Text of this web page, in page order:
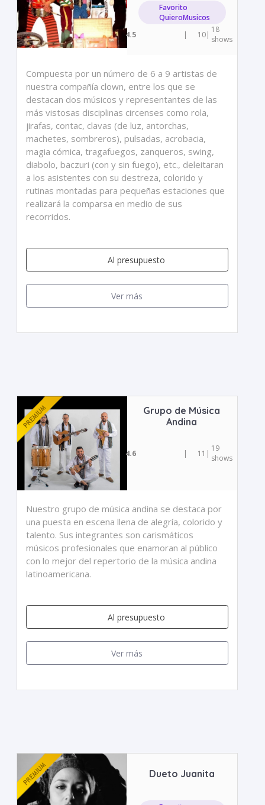
Favorito
QuieroMusicos
4.5
| 10| 18
shows
Compuesta por un número de 6 a 9 artistas de
nuestra compañía clown, entre los que se
destacan dos músicos y representantes de las
más vistosas disciplinas circenses como rola,
jirafas, contac, clavas (de luz, antorchas,
machetes, sombreros), pulsadas, acrobacia,
magia cómica, tragafuegos, zanqueros, swing,
diabolo, baczuri (con y sin fuego), etc., deleitaran
a los asistentes con su destreza, colorido y
rutinas montadas para pequeñas estaciones que
realizará la comparsa en medio de sus
recorridos.
Al presupuesto
Ver más
Grupo de Música
Andina
4.6 | 11 | 19
shows
Nuestro grupo de música andina se destaca por
una puesta en escena llena de alegría, colorido y
talento. Sus integrantes son carismáticos
músicos profesionales que enamoran al público
con lo mejor del repertorio de la música andina
latinoamericana.
Al presupuesto
Ver más
Dueto Juanita